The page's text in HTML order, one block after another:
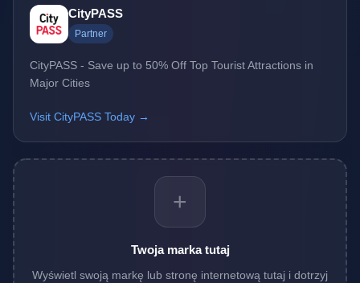
CityPASS
Partner
CityPASS - Save up to 50% Off Top Tourist Attractions in
Major Cities
Visit CityPASS Today →
+
Twoja marka tutaj
Wyświetl swoją markę lub stronę internetową tutaj i dotrzyj